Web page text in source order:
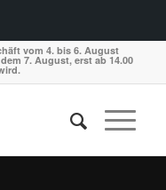
vom 4. bis 6. August
7. August, erst ab 14.00